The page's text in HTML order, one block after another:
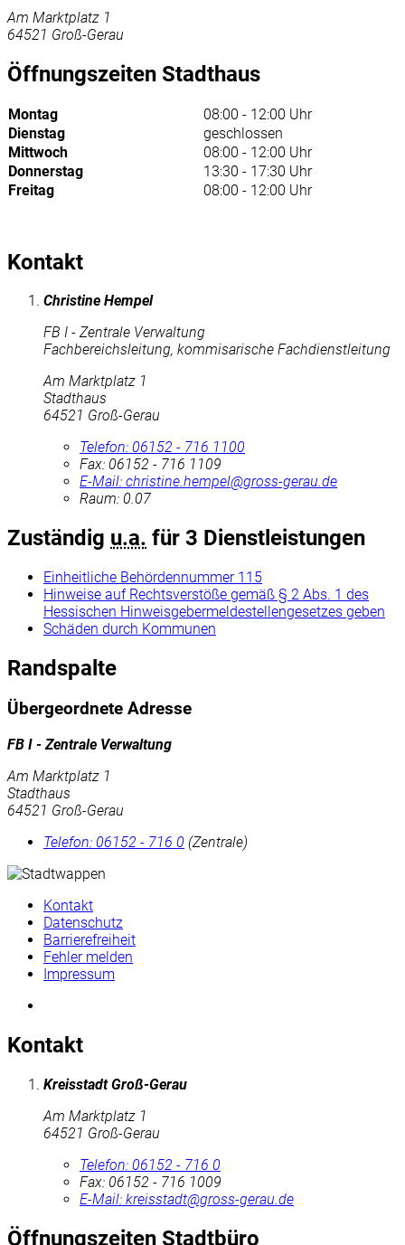
Am Marktplatz 1
64521 Groß-Gerau
Öffnungszeiten Stadthaus
Montag
08:00 - 12:00 Uhr
Dienstag
geschlossen
Mittwoch
08:00 - 12:00 Uhr
Donnerstag
13:30 - 17:30 Uhr
Freitag
08:00 - 12:00 Uhr
Kontakt
Christine Hempel
FB I - Zentrale Verwaltung
Fachbereichsleitung, kommisarische Fachdienstleitung
Am Marktplatz 1
Stadthaus
64521 Groß-Gerau
Telefon: 06152 - 716 1100
Fax: 06152 - 716 1109
E-Mail: christine.hempel@gross-gerau.de
Raum: 0.07
Zuständig u.a. für 3 Dienstleistungen
Einheitliche Behördennummer 115
Hinweise auf Rechtsverstöße gemäß § 2 Abs. 1 des
Hessischen Hinweisgebermeldestellengesetzes geben
Schäden durch Kommunen
Randspalte
Übergeordnete Adresse
FB I - Zentrale Verwaltung
Am Marktplatz 1
Stadthaus
64521 Groß-Gerau
Telefon: 06152 - 716 0 (Zentrale)
Kontakt
Datenschutz
Barrierefreiheit
Fehler melden
Impressum
Kontakt
Kreisstadt Groß-Gerau
Am Marktplatz 1
64521 Groß-Gerau
Telefon: 06152 - 716 0
Fax: 06152 - 716 1009
E-Mail: kreisstadt@gross-gerau.de
Öffnungszeiten Stadtbüro